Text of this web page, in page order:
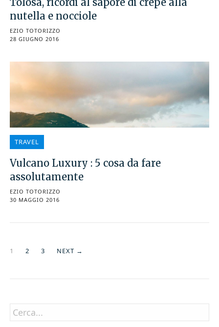
nutella e nocciole
EZIO TOTORIZZO
28 GIUGNO 2016
TRAVEL
Vulcano Luxury : 5 cosa da fare
assolutamente
EZIO TOTORIZZO
30 MAGGIO 2016
1 2 3 NEXT →